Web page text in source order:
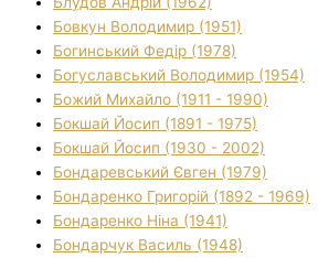
Бовкун Володимир (1951)
Богинський Федір (1978)
Богуславський Володимир (1954)
Божий Михайло (1911 - 1990)
Бокшай Йосип (1891 - 1975)
Бокшай Йосип (1930 - 2002)
Бондаревський Євген (1979)
Бондаренко Григорій (1892 - 1969)
Бондаренко Ніна (1941)
Бондарчук Василь (1948)